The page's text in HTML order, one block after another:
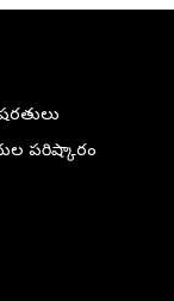
పరిష్కారం